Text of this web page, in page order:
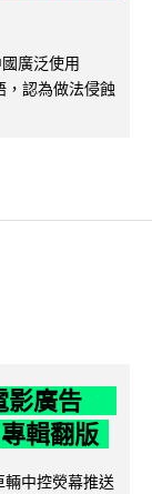
廣泛使用
，認為做法侵蝕
影廣告
輯翻版
中控熒幕推送